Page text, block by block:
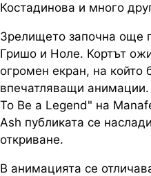
Костадинова и много
Зрелището започна още
Гришо и Ноле. Кортът
огромен екран, на който
впечатляващи
To Be a Legend" на
Ash публиката се
откриване.
В анимацията се